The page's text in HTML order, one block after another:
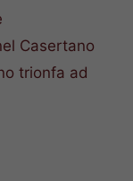
Casertano
trionfa ad